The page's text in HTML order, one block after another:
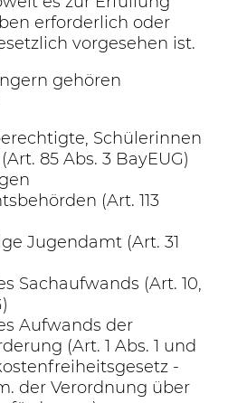
erforderlich oder
vorgesehen ist.
gehören
Schülerinnen
85 Abs. 3 BayEUG)
(Art. 113
Jugendamt (Art. 31
Sachaufwands (Art. 10,
Aufwands der
(Art. 1 Abs. 1 und
-
der Verordnung über